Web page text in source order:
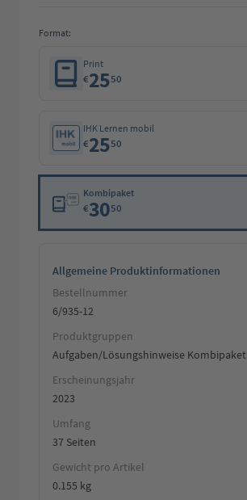
Format:
Print
€2550
IHK Lernen mobil
€2550
Kombipaket
€3050
Allgemeine Produktinformationen
Bestellnummer
6/935-12
Produktgruppen
Aufgaben/Lösungshinweise Kombipaket
Erscheinungsjahr
2023
Umfang
37 Seiten
Gewicht pro Artikel
0.155 kg